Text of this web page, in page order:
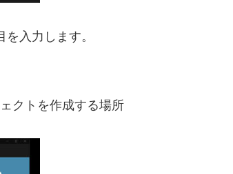
入力します。
クトを作成する場所